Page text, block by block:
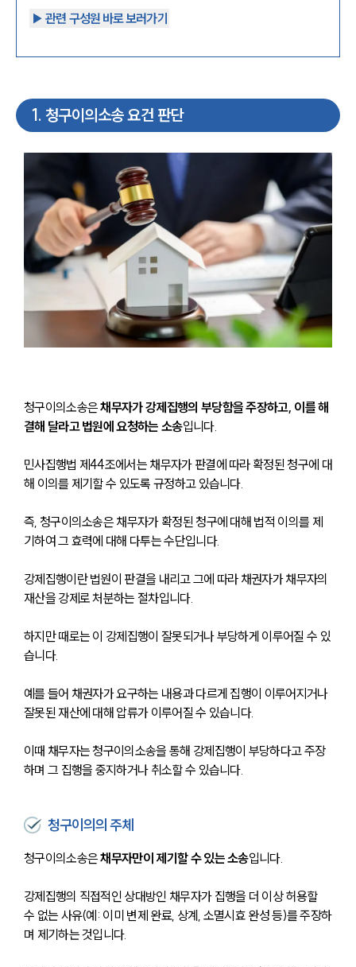
▶︎ 관련 구성원 바로 보러가기
1. 청구이의소송 요건 판단
청구이의소송은 채무자가 강제집행의 부당함을 주장하고, 이를 해
결해 달라고 법원에 요청하는 소송입니다.
민사집행법 제44조에서는 채무자가 판결에 따라 확정된 청구에 대
해 이의를 제기할 수 있도록 규정하고 있습니다.
즉, 청구이의소송은 채무자가 확정된 청구에 대해 법적 이의를 제
기하여 그 효력에 대해 다투는 수단입니다.
강제집행이란 법원이 판결을 내리고 그에 따라 채권자가 채무자의
재산을 강제로 처분하는 절차입니다.
하지만 때로는 이 강제집행이 잘못되거나 부당하게 이루어질 수 있
습니다.
예를 들어 채권자가 요구하는 내용과 다르게 집행이 이루어지거나
잘못된 재산에 대해 압류가 이루어질 수 있습니다.
이때 채무자는 청구이의소송을 통해 강제집행이 부당하다고 주장
하며 그 집행을 중지하거나 취소할 수 있습니다.
청구이의의 주체
청구이의소송은 채무자만이 제기할 수 있는 소송입니다.
강제집행의 직접적인 상대방인 채무자가 집행을 더 이상 허용할
수 없는 사유(예: 이미 변제 완료, 상계, 소멸시효 완성 등)를 주장하
며 제기하는 것입니다.